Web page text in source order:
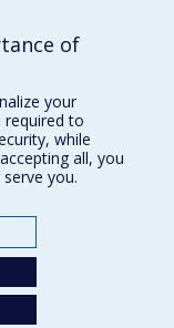
Montréal détient
of
your
required to
while
all, you
you.